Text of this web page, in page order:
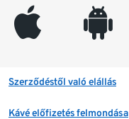
appleinc android
Szerződéstől való elállás
Kávé előfizetés felmondása